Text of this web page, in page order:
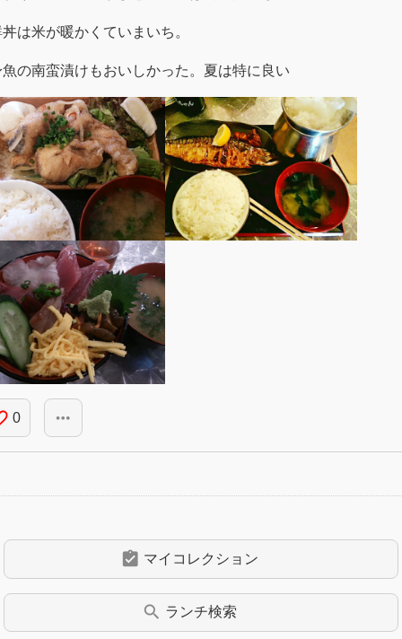
は米が暖かくていまいち。
魚の南蛮漬けもおいしかった。夏は特に良い
0 more_horiz
assignment_turned_in マイコレクション
search ランチ検索